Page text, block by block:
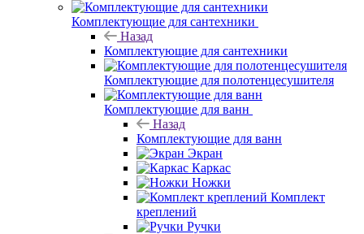
Комплектующие для сантехники
Назад
Комплектующие для сантехники
Комплектующие для полотенцесушителя
Комплектующие для ванн
Назад
Комплектующие для ванн
Экран
Каркас
Ножки
Комплект
креплений
Ручки